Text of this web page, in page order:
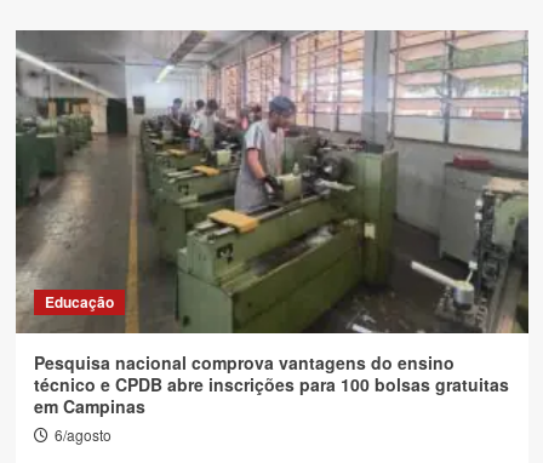
Educação
Pesquisa nacional comprova vantagens do ensino
técnico e CPDB abre inscrições para 100 bolsas gratuitas
em Campinas
6/agosto